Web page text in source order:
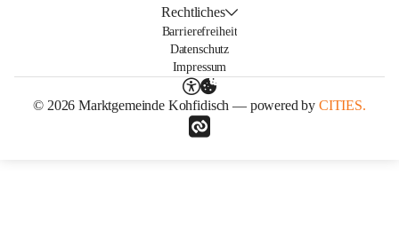
Rechtliches
Barrierefreiheit
Datenschutz
Impressum
© 2026 Marktgemeinde Kohfidisch — powered by CITIES.